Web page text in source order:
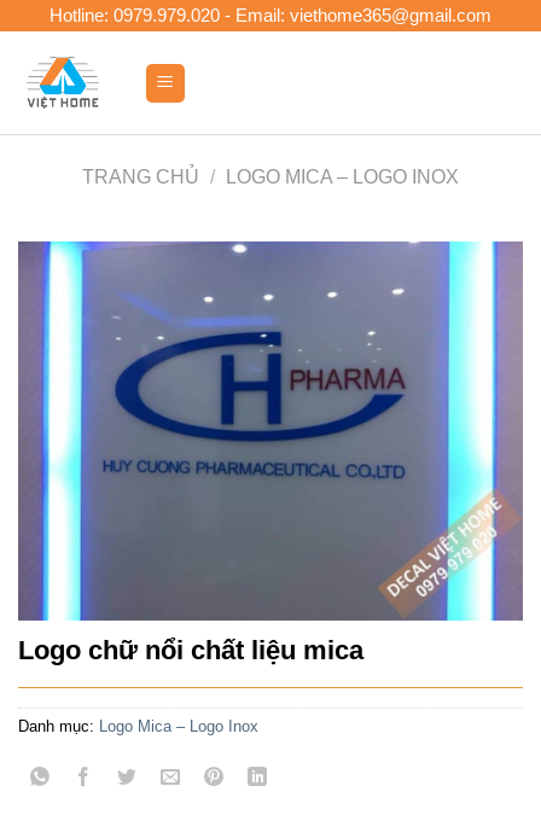
content
Hotline: 0979.979.020 - Email: viethome365@gmail.com
TRANG CHỦ / LOGO MICA – LOGO INOX
Logo chữ nổi chất liệu mica
Danh mục: Logo Mica – Logo Inox